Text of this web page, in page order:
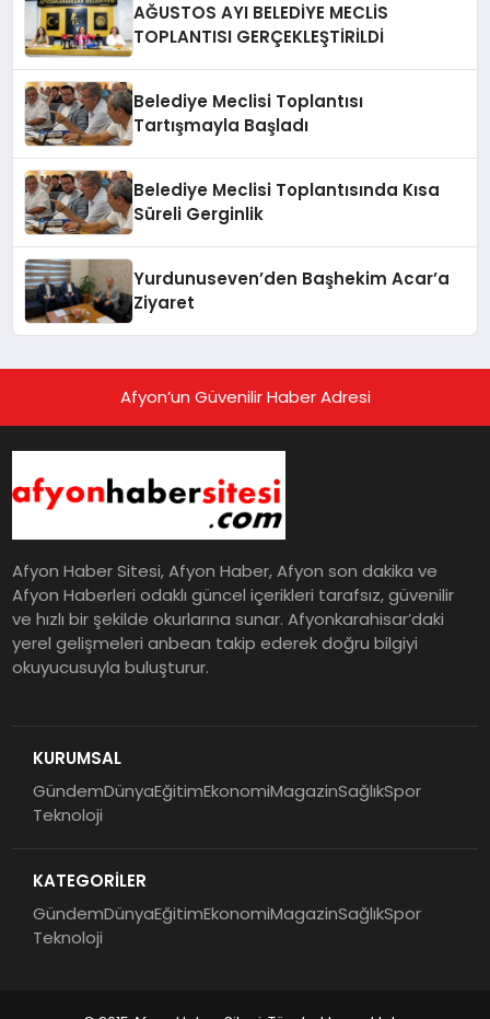
AĞUSTOS AYI BELEDİYE MECLİS
TOPLANTISI GERÇEKLEŞTİRİLDİ
Belediye Meclisi Toplantısı
Tartışmayla Başladı
Belediye Meclisi Toplantısında Kısa
Süreli Gerginlik
Yurdunuseven’den Başhekim Acar’a
Ziyaret
Afyon’un Güvenilir Haber Adresi
Afyon Haber Sitesi, Afyon Haber, Afyon son dakika ve
Afyon Haberleri odaklı güncel içerikleri tarafsız, güvenilir
ve hızlı bir şekilde okurlarına sunar. Afyonkarahisar’daki
yerel gelişmeleri anbean takip ederek doğru bilgiyi
okuyucusuyla buluşturur.
KURUMSAL
GündemDünyaEğitimEkonomiMagazinSağlıkSpor
Teknoloji
KATEGORİLER
GündemDünyaEğitimEkonomiMagazinSağlıkSpor
Teknoloji